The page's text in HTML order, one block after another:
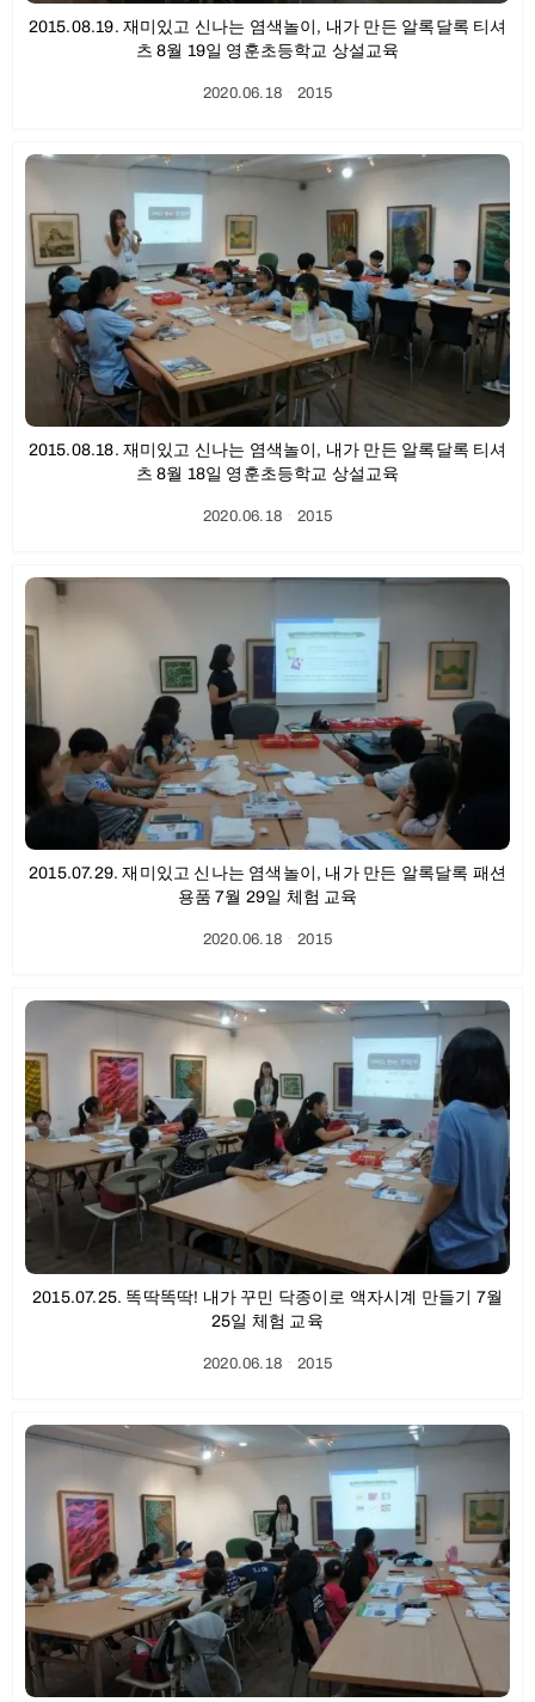
2015.08.19. 재미있고 신나는 염색놀이, 내가 만든 알록달록 티셔
츠 8월 19일 영훈초등학교 상설교육
2020.06.18ㆍ2015
2015.08.18. 재미있고 신나는 염색놀이, 내가 만든 알록달록 티셔
츠 8월 18일 영훈초등학교 상설교육
2020.06.18ㆍ2015
2015.07.29. 재미있고 신나는 염색놀이, 내가 만든 알록달록 패션
용품 7월 29일 체험 교육
2020.06.18ㆍ2015
2015.07.25. 똑딱똑딱! 내가 꾸민 닥종이로 액자시계 만들기 7월
25일 체험 교육
2020.06.18ㆍ2015